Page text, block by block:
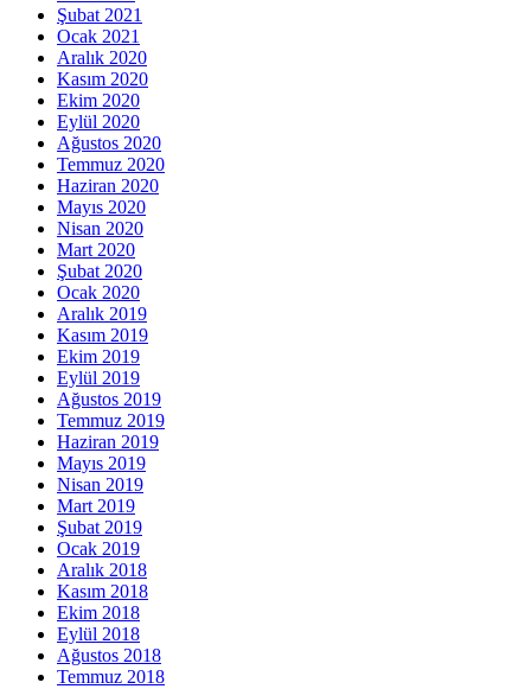
Şubat 2021
Ocak 2021
Aralık 2020
Kasım 2020
Ekim 2020
Eylül 2020
Ağustos 2020
Temmuz 2020
Haziran 2020
Mayıs 2020
Nisan 2020
Mart 2020
Şubat 2020
Ocak 2020
Aralık 2019
Kasım 2019
Ekim 2019
Eylül 2019
Ağustos 2019
Temmuz 2019
Haziran 2019
Mayıs 2019
Nisan 2019
Mart 2019
Şubat 2019
Ocak 2019
Aralık 2018
Kasım 2018
Ekim 2018
Eylül 2018
Ağustos 2018
Temmuz 2018